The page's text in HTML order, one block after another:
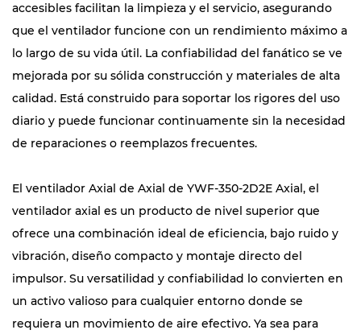
accesibles facilitan la limpieza y el servicio, asegurando
que el ventilador funcione con un rendimiento máximo a
lo largo de su vida útil. La confiabilidad del fanático se ve
mejorada por su sólida construcción y materiales de alta
calidad. Está construido para soportar los rigores del uso
diario y puede funcionar continuamente sin la necesidad
de reparaciones o reemplazos frecuentes.
El ventilador Axial de Axial de YWF-350-2D2E Axial, el
ventilador axial es un producto de nivel superior que
ofrece una combinación ideal de eficiencia, bajo ruido y
vibración, diseño compacto y montaje directo del
impulsor. Su versatilidad y confiabilidad lo convierten en
un activo valioso para cualquier entorno donde se
requiera un movimiento de aire efectivo. Ya sea para